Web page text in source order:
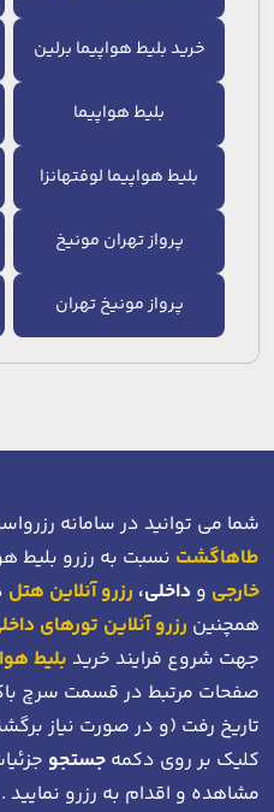
خرید بلیط هواپیما برلین
بلیط هواپیما
بلیط هواپیما لوفتهانزا
پرواز تهران مونیخ
پرواز مونیخ تهران
شما می توانید در سامانه
طاهاگشت نسبت به رزرو بلیط
خارجی و داخلی، رزرو آنلاین هتل
همچنین رزرو آنلاین تورهای
جهت شروع فرایند خرید بلیط
صفحات مرتبط در قسمت سرچ
تاریخ رفت (و در صورت نیاز
کلیک بر روی دکمه جستجو
مشاهده و اقدام به رزرو نمایید .